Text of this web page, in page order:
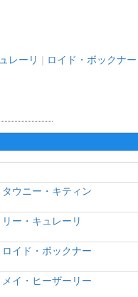
レーリ | ロイド・ボックナー
タウニー・キティン
リー・キュレーリ
ロイド・ボックナー
メイ・ヒーザーリー